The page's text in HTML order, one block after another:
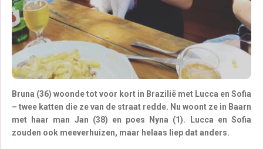
Bruna (36) woonde tot voor kort in Brazilië met Lucca en Sofia
– twee katten die ze van de straat redde. Nu woont ze in Baarn
met haar man Jan (38) en poes Nyna (1). Lucca en Sofia
zouden ook meeverhuizen, maar helaas liep dat anders.